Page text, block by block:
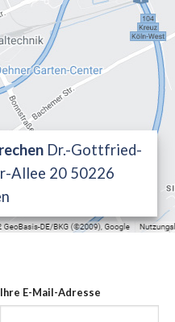
Dr.-Gottfried-
Allee 20 50226
Ihre E-Mail-Adresse